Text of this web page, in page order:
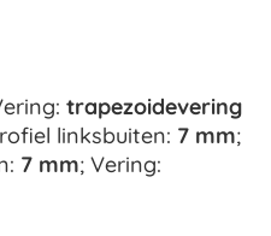
trapezoidevering
linksbuiten: 7 mm;
7 mm; Vering: